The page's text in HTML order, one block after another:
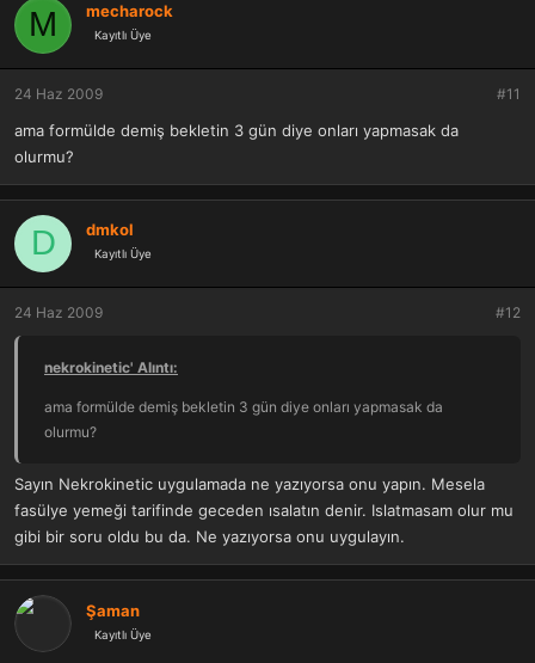
M mecharock
Kayıtlı Üye
24 Haz 2009 #11
ama formülde demiş bekletin 3 gün diye onları yapmasak da
olurmu?
D dmkol
Kayıtlı Üye
24 Haz 2009 #12
nekrokinetic' Alıntı:
ama formülde demiş bekletin 3 gün diye onları yapmasak da
olurmu?
Sayın Nekrokinetic uygulamada ne yazıyorsa onu yapın. Mesela
fasülye yemeği tarifinde geceden ısalatın denir. Islatmasam olur mu
gibi bir soru oldu bu da. Ne yazıyorsa onu uygulayın.
Şaman
Kayıtlı Üye